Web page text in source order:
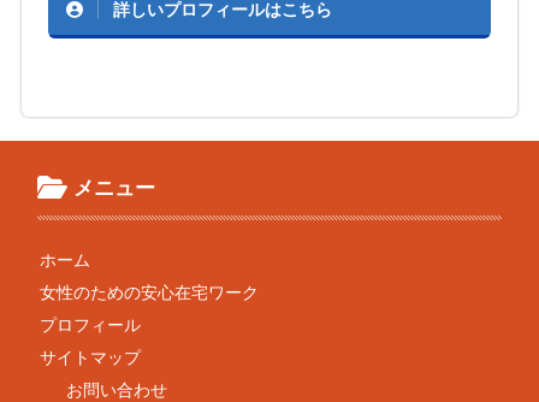
詳しいプロフィールはこちら
メニュー
ホーム
女性のための安心在宅ワーク
プロフィール
サイトマップ
お問い合わせ